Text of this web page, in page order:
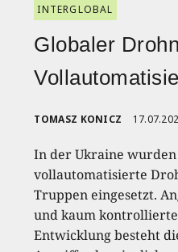
INTERGLOBAL
Globaler
TOMASZ KONICZ
In der Ukraine
vollautomatisierte
Truppen eingesetzt.
und kaum
Entwicklung besteht